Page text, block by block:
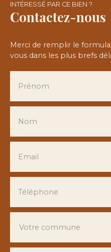
INTÉRESSÉ PAR CE BIEN ?
Contactez-nous
Merci de remplir le
vous dans les plus brefs
Prénom
Nom
Email
Téléphone
Votre commune